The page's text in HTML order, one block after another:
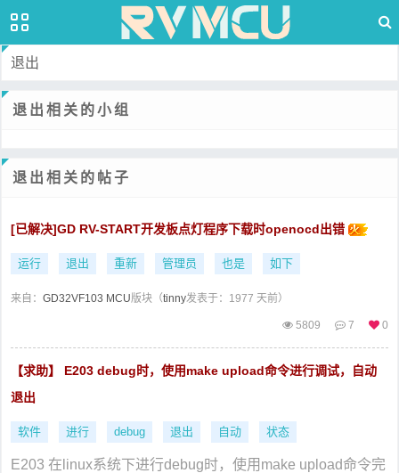
退出
退出相关的小组
退出相关的帖子
[已解决]GD RV-START开发板点灯程序下载时openocd出错
运行 退出 重新 管理员 也是 如下
来自： GD32VF103 MCU版块（tinny发表于：1977 天前）
5809 7 0
【求助】 E203 debug时，使用make upload命令进行调试，自动
退出
软件 进行 debug 退出 自动 状态
E203 在linux系统下进行debug时，使用make upload命令完